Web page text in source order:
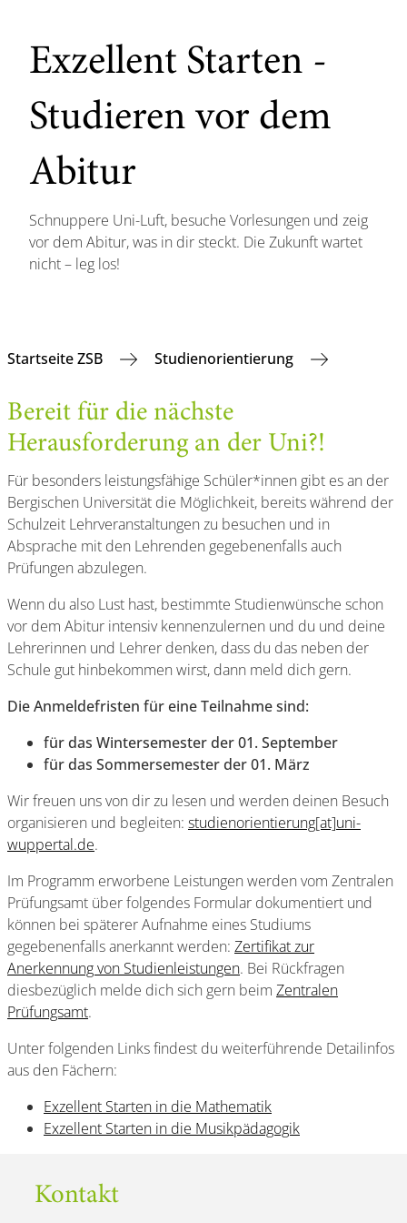
Exzellent Starten -
Studieren vor dem
Abitur
Schnuppere Uni-Luft, besuche Vorlesungen und zeig
vor dem Abitur, was in dir steckt. Die Zukunft wartet
nicht – leg los!
Startseite ZSB Studienorientierung
Bereit für die nächste
Herausforderung an der Uni?!
Für besonders leistungsfähige Schüler*innen gibt es an der
Bergischen Universität die Möglichkeit, bereits während der
Schulzeit Lehrveranstaltungen zu besuchen und in
Absprache mit den Lehrenden gegebenenfalls auch
Prüfungen abzulegen.
Wenn du also Lust hast, bestimmte Studienwünsche schon
vor dem Abitur intensiv kennenzulernen und du und deine
Lehrerinnen und Lehrer denken, dass du das neben der
Schule gut hinbekommen wirst, dann meld dich gern.
Die Anmeldefristen für eine Teilnahme sind:
für das Wintersemester der 01. September
für das Sommersemester der 01. März
Wir freuen uns von dir zu lesen und werden deinen Besuch
organisieren und begleiten: studienorientierung[at]uni-
wuppertal.de.
Im Programm erworbene Leistungen werden vom Zentralen
Prüfungsamt über folgendes Formular dokumentiert und
können bei späterer Aufnahme eines Studiums
gegebenenfalls anerkannt werden: Zertifikat zur
Anerkennung von Studienleistungen. Bei Rückfragen
diesbezüglich melde dich sich gern beim Zentralen
Prüfungsamt.
Unter folgenden Links findest du weiterführende Detailinfos
aus den Fächern:
Exzellent Starten in die Mathematik
Exzellent Starten in die Musikpädagogik
Kontakt